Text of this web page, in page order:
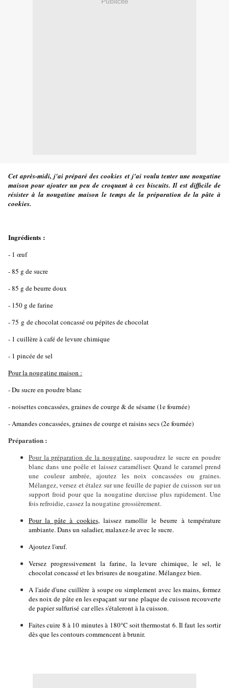
Cet après-midi, j'ai préparé des cookies et j'ai voulu tenter une nougatine
maison pour ajouter un peu de croquant à ces biscuits. Il est difficile de
résister à la nougatine maison le temps de la préparation de la pâte à
cookies.
Ingrédients :
- 1 œuf
- 85 g de sucre
- 85 g de beurre doux
- 150 g de farine
- 75 g de chocolat concassé ou pépites de chocolat
- 1 cuillère à café de levure chimique
- 1 pincée de sel
Pour la nougatine maison :
- Du sucre en poudre blanc
- noisettes concassées, graines de courge & de sésame (1e fournée)
- Amandes concassées, graines de courge et raisins secs (2e fournée)
Préparation :
Pour la préparation de la nougatine, saupoudrez le sucre en poudre
blanc dans une poêle et laissez caraméliser. Quand le caramel prend
une couleur ambrée, ajoutez les noix concassées ou graines.
Mélangez, versez et étalez sur une feuille de papier de cuisson sur un
support froid pour que la nougatine durcisse plus rapidement. Une
fois refroidie, cassez la nougatine grossièrement.
Pour la pâte à cookies, laissez ramollir le beurre à température
ambiante. Dans un saladier, malaxez-le avec le sucre.
Ajoutez l'œuf.
Versez progressivement la farine, la levure chimique, le sel, le
chocolat concassé et les brisures de nougatine. Mélangez bien.
A l'aide d'une cuillère à soupe ou simplement avec les mains, formez
des noix de pâte en les espaçant sur une plaque de cuisson recouverte
de papier sulfurisé car elles s'étaleront à la cuisson.
Faites cuire 8 à 10 minutes à 180°C soit thermostat 6. Il faut les sortir
dès que les contours commencent à brunir.